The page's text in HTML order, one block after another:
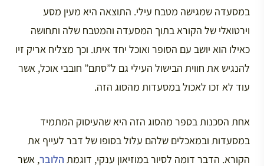
במסעדה שמגישה מטבח עילי. התוצאה היא מעין מסע
וירטואלי של הקורא בתוך המסעדה והמטבח שלה ותחושה
כאילו הוא יושב עם הסופר ואוכל יחד איתו. וכך מצליח אריק זיו
להנגיש את חווית הבישול העילי גם ל”סתם” חובבי אוכל, אשר
עוד לא זכו לאכול במסעדות מהסוג הזה.
אחת הסכנות בספר מהסוג הזה היא שהעיסוק המתמיד
במסעדות ובמאכלים שלהם עלול בסופו של דבר לעייף את
הקורא. הדבר דומה לסיור במוזיאון ענקי, דוגמת הלובר, אשר